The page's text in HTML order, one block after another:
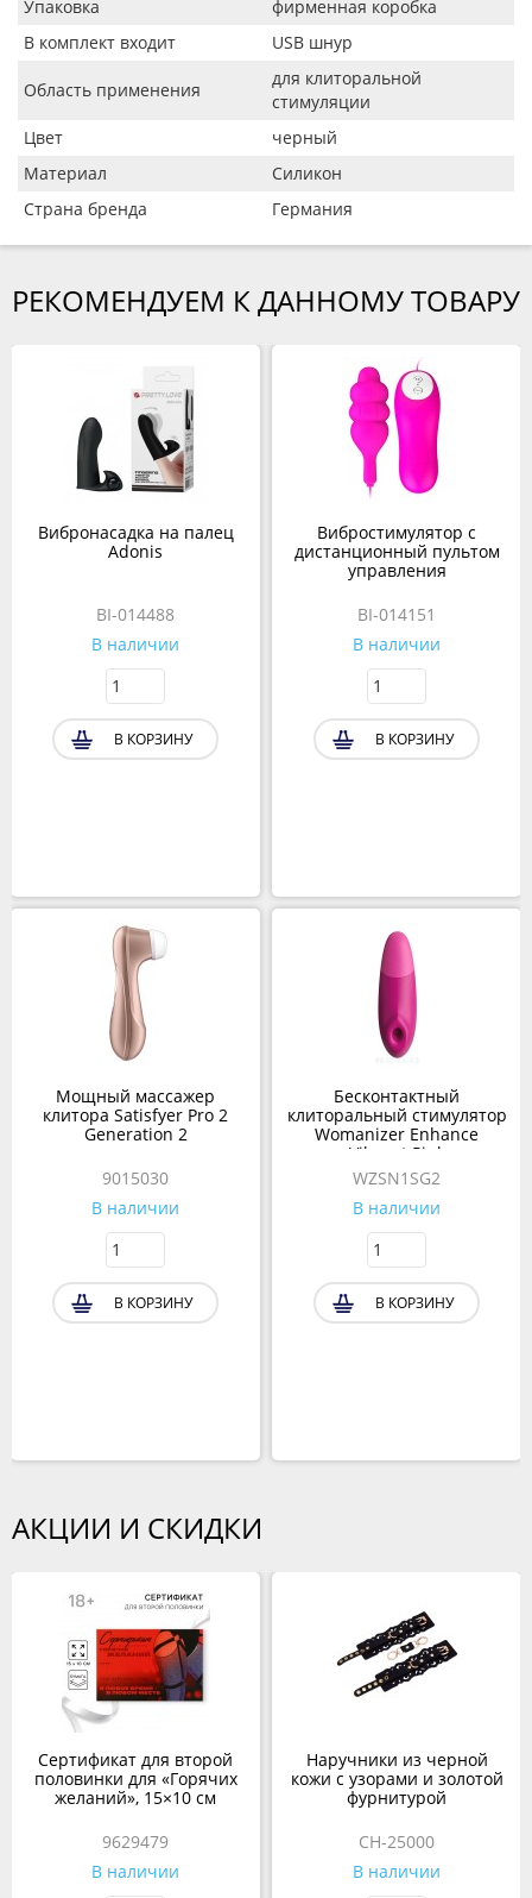
Упаковка
фирменная коробка
В комплект входит
USB шнур
Область применения
для клиторальной
стимуляции
Цвет
черный
Материал
Силикон
Страна бренда
Германия
РЕКОМЕНДУЕМ К ДАННОМУ ТОВАРУ
Вибронасадка на палец
Adonis
BI-014488
В наличии
В КОРЗИНУ
Мощный массажер
клитора Satisfyer Pro 2
Generation 2
9015030
В наличии
В КОРЗИНУ
Вибростимулятор с
дистанционный пультом
управления
BI-014151
В наличии
В КОРЗИНУ
Бесконтактный
клиторальный стимулятор
Womanizer Enhance
Vibrant Pink
WZSN1SG2
В наличии
В КОРЗИНУ
АКЦИИ И СКИДКИ
Сертификат для второй
половинки для «Горячих
желаний», 15×10 см
9629479
В наличии
Наручники из черной
кожи с узорами и золотой
фурнитурой
CH-25000
В наличии